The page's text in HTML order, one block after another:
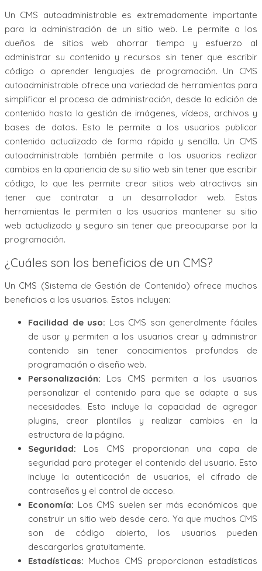
Un CMS autoadministrable es extremadamente importante
para la administración de un sitio web. Le permite a los
dueños de sitios web ahorrar tiempo y esfuerzo al
administrar su contenido y recursos sin tener que escribir
código o aprender lenguajes de programación. Un CMS
autoadministrable ofrece una variedad de herramientas para
simplificar el proceso de administración, desde la edición de
contenido hasta la gestión de imágenes, vídeos, archivos y
bases de datos. Esto le permite a los usuarios publicar
contenido actualizado de forma rápida y sencilla. Un CMS
autoadministrable también permite a los usuarios realizar
cambios en la apariencia de su sitio web sin tener que escribir
código, lo que les permite crear sitios web atractivos sin
tener que contratar a un desarrollador web. Estas
herramientas le permiten a los usuarios mantener su sitio
web actualizado y seguro sin tener que preocuparse por la
programación.
¿Cuáles son los beneficios de un CMS?
Un CMS (Sistema de Gestión de Contenido) ofrece muchos
beneficios a los usuarios. Estos incluyen:
Facilidad de uso: Los CMS son generalmente fáciles
de usar y permiten a los usuarios crear y administrar
contenido sin tener conocimientos profundos de
programación o diseño web.
Personalización: Los CMS permiten a los usuarios
personalizar el contenido para que se adapte a sus
necesidades. Esto incluye la capacidad de agregar
plugins, crear plantillas y realizar cambios en la
estructura de la página.
Seguridad: Los CMS proporcionan una capa de
seguridad para proteger el contenido del usuario. Esto
incluye la autenticación de usuarios, el cifrado de
contraseñas y el control de acceso.
Economía: Los CMS suelen ser más económicos que
construir un sitio web desde cero. Ya que muchos CMS
son de código abierto, los usuarios pueden
descargarlos gratuitamente.
Estadísticas: Muchos CMS proporcionan estadísticas